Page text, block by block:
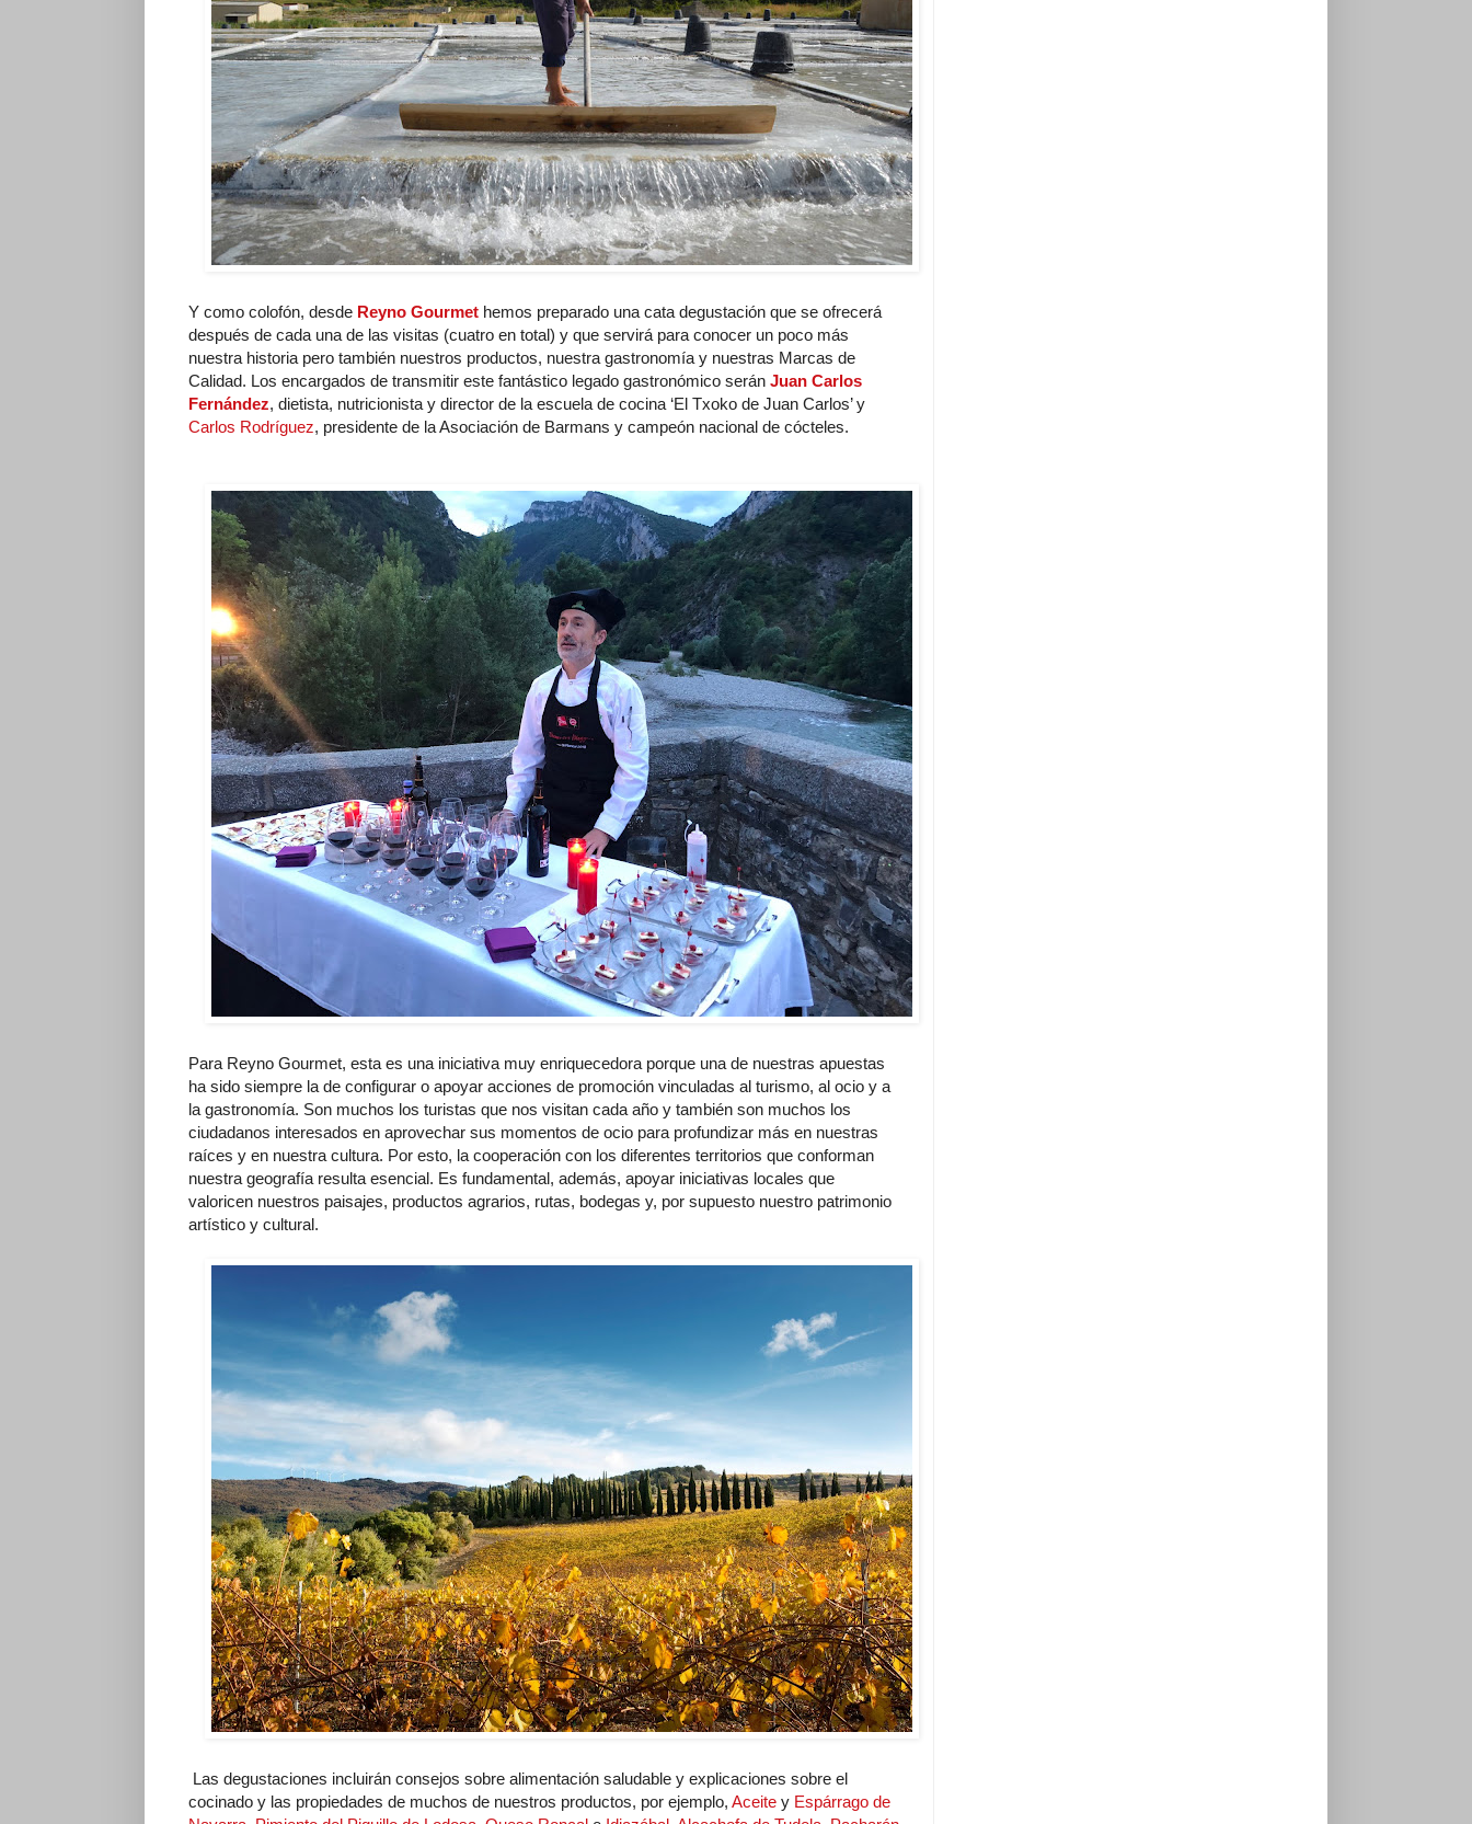
Y como colofón, desde Reyno Gourmet hemos preparado una cata degustación que se ofrecerá
después de cada una de las visitas (cuatro en total) y que servirá para conocer un poco más
nuestra historia pero también nuestros productos, nuestra gastronomía y nuestras Marcas de
Calidad. Los encargados de transmitir este fantástico legado gastronómico serán Juan Carlos
Fernández, dietista, nutricionista y director de la escuela de cocina ‘El Txoko de Juan Carlos’ y
Carlos Rodríguez, presidente de la Asociación de Barmans y campeón nacional de cócteles.
Para Reyno Gourmet, esta es una iniciativa muy enriquecedora porque una de nuestras apuestas
ha sido siempre la de configurar o apoyar acciones de promoción vinculadas al turismo, al ocio y a
la gastronomía. Son muchos los turistas que nos visitan cada año y también son muchos los
ciudadanos interesados en aprovechar sus momentos de ocio para profundizar más en nuestras
raíces y en nuestra cultura. Por esto, la cooperación con los diferentes territorios que conforman
nuestra geografía resulta esencial. Es fundamental, además, apoyar iniciativas locales que
valoricen nuestros paisajes, productos agrarios, rutas, bodegas y, por supuesto nuestro patrimonio
artístico y cultural.
Las degustaciones incluirán consejos sobre alimentación saludable y explicaciones sobre el
cocinado y las propiedades de muchos de nuestros productos, por ejemplo, Aceite y Espárrago de